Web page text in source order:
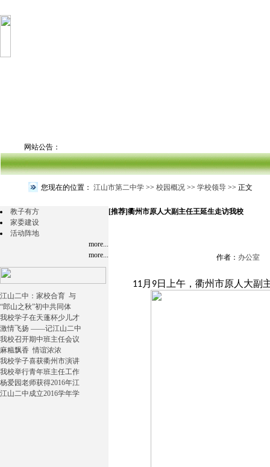
网站公告：
您现在的位置： 江山市第二中学>> 校园概况>> 学校领导 >> 正文
教子有方
家委建设
活动阵地
more...
more...
江山二中：家校合育 与
“郎山之秋”初中共同体
我校学子在天蓬杯少儿才
激情飞扬 ——记江山二中
我校召开期中班主任会议
麻糍飘香 情谊浓浓
我校学子喜获衢州市演讲
我校举行青年班主任工作
杨爱园老师获得2016年江
江山二中成立2016学年学
[推荐]衢州市原人大副主任王延生走访我校
作者： 办公室文
11月 9日上午，衢州市原人大副